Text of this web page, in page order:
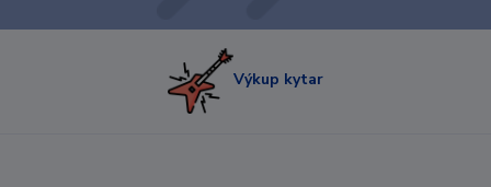
Výkup kytar